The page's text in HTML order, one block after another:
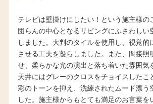
テレビは壁掛けにしたい！という施主様の
団らんの中心となるリビングにふさわしい
しました。大判のタイルを使用し、視覚的
させる工夫を凝らしました。また、間接照
せ、柔らかな光の演出と落ち着いた雰囲気
天井にはグレーのクロスをチョイスしたこ
彩のトーンを抑え、洗練されたムード漂う
した。施主様からもとても満足のお言葉を